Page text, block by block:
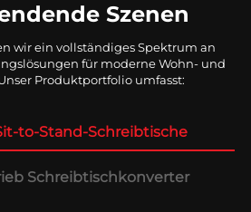
Szenen
wir ein vollständiges Spektrum an
für moderne Wohn- und
Produktportfolio umfasst:
to-Stand-Schreibtische
Schreibtischkonverter